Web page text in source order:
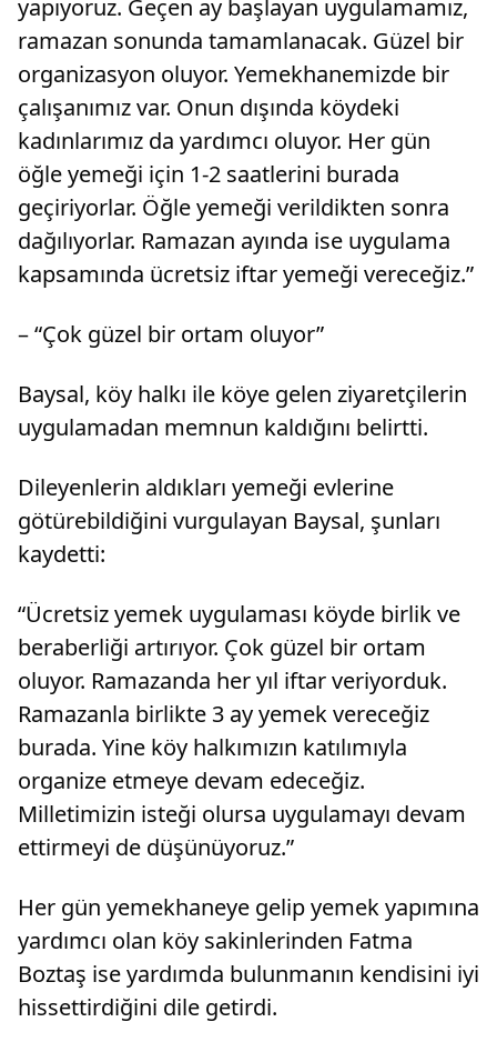
yapıyoruz. Geçen ay başlayan uygulamamız,
ramazan sonunda tamamlanacak. Güzel bir
organizasyon oluyor. Yemekhanemizde bir
çalışanımız var. Onun dışında köydeki
kadınlarımız da yardımcı oluyor. Her gün
öğle yemeği için 1-2 saatlerini burada
geçiriyorlar. Öğle yemeği verildikten sonra
dağılıyorlar. Ramazan ayında ise uygulama
kapsamında ücretsiz iftar yemeği vereceğiz.”
– “Çok güzel bir ortam oluyor”
Baysal, köy halkı ile köye gelen ziyaretçilerin
uygulamadan memnun kaldığını belirtti.
Dileyenlerin aldıkları yemeği evlerine
götürebildiğini vurgulayan Baysal, şunları
kaydetti:
“Ücretsiz yemek uygulaması köyde birlik ve
beraberliği artırıyor. Çok güzel bir ortam
oluyor. Ramazanda her yıl iftar veriyorduk.
Ramazanla birlikte 3 ay yemek vereceğiz
burada. Yine köy halkımızın katılımıyla
organize etmeye devam edeceğiz.
Milletimizin isteği olursa uygulamayı devam
ettirmeyi de düşünüyoruz.”
Her gün yemekhaneye gelip yemek yapımına
yardımcı olan köy sakinlerinden Fatma
Boztaş ise yardımda bulunmanın kendisini iyi
hissettirdiğini dile getirdi.